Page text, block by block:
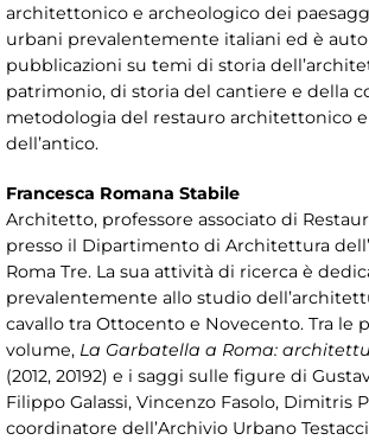
architettonico e archeologico dei
urbani prevalentemente italiani ed è
pubblicazioni su temi di storia
patrimonio, di storia del cantiere e della
metodologia del restauro architettonico
dell’antico.
Francesca Romana Stabile
Architetto, professore associato di
presso il Dipartimento di Architettura
Roma Tre. La sua attività di ricerca è
prevalentemente allo studio
cavallo tra Ottocento e Novecento. Tra le
volume, La Garbatella a Roma:
(2012, 20192) e i saggi sulle figure di
Filippo Galassi, Vincenzo Fasolo, Dimitris
coordinatore dell’Archivio Urbano